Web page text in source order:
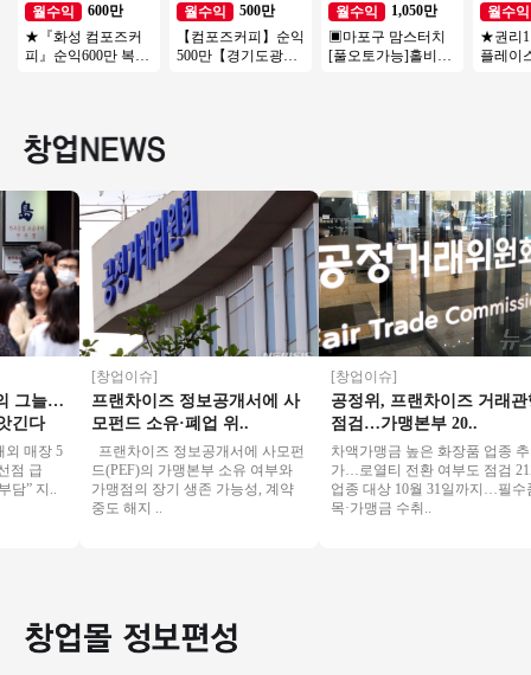
월수익
600만
★『화성 컴포즈커
피』순익600만 복합
월수익
500만
【컴포즈커피】순익
500만【경기도광
월수익
1,050만
▣마포구 맘스터치
[풀오토가능]홀비중
월수익
★권리
플레이
늘…
다
장 5
급
지..
[창업이슈]
프랜차이즈 정보공개서에 사
모펀드 소유·폐업 위..
프랜차이즈 정보공개서에 사모펀
드(PEF)의 가맹본부 소유 여부와
가맹점의 장기 생존 가능성, 계약
중도 해지 ..
[창업이슈]
공정위, 프랜차이즈 거래관행
점검…가맹본부 20..
차액가맹금 높은 화장품 업종 추
가…로열티 전환 여부도 점검 21개
업종 대상 10월 31일까지…필수품
목·가맹금 수취..